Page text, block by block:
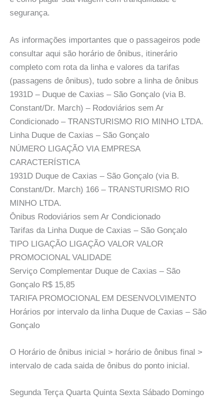
segurança.
As informações importantes que o passageiros pode
consultar aqui são horário de ônibus, itinerário
completo com rota da linha e valores da tarifas
(passagens de ônibus), tudo sobre a linha de ônibus
1931D – Duque de Caxias – São Gonçalo (via B.
Constant/Dr. March) – Rodoviários sem Ar
Condicionado – TRANSTURISMO RIO MINHO LTDA.
Linha Duque de Caxias – São Gonçalo
NÚMERO LIGAÇÃO VIA EMPRESA
CARACTERÍSTICA
1931D Duque de Caxias – São Gonçalo (via B.
Constant/Dr. March) 166 – TRANSTURISMO RIO
MINHO LTDA.
Ônibus Rodoviários sem Ar Condicionado
Tarifas da Linha Duque de Caxias – São Gonçalo
TIPO LIGAÇÃO LIGAÇÃO VALOR VALOR
PROMOCIONAL VALIDADE
Serviço Complementar Duque de Caxias – São
Gonçalo R$ 15,85
TARIFA PROMOCIONAL EM DESENVOLVIMENTO
Horários por intervalo da linha Duque de Caxias – São
Gonçalo
O Horário de ônibus inicial > horário de ônibus final >
intervalo de cada saida de ônibus do ponto inicial.
Segunda Terça Quarta Quinta Sexta Sábado Domingo